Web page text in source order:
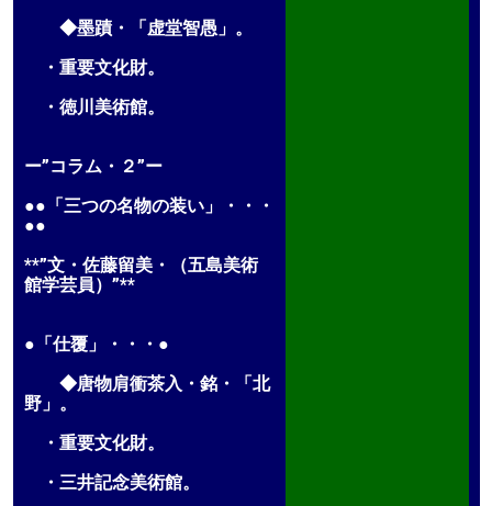
◆墨蹟・「虚堂智愚」。
・重要文化財。
・徳川美術館。
ー”コラム・２”ー
●●「三つの名物の装い」・・・
●●
**”文・佐藤留美・（五島美術
館学芸員）”**
●「仕覆」・・・●
◆唐物肩衝茶入・銘・「北
野」。
・重要文化財。
・三井記念美術館。